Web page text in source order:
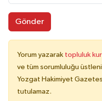
Gönder
Yorum yazarak topluluk
ve tüm sorumluluğu
Yozgat Hakimiyet
tutulamaz.